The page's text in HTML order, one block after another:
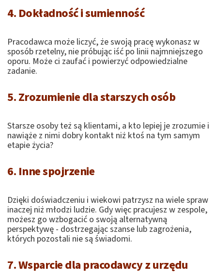
4. Dokładność i sumienność
Pracodawca może liczyć, że swoją pracę wykonasz w
sposób rzetelny, nie próbując iść po linii najmniejszego
oporu. Może ci zaufać i powierzyć odpowiedzialne
zadanie.
5. Zrozumienie dla starszych osób
Starsze osoby też są klientami, a kto lepiej je zrozumie i
nawiąże z nimi dobry kontakt niż ktoś na tym samym
etapie życia?
6. Inne spojrzenie
Dzięki doświadczeniu i wiekowi patrzysz na wiele spraw
inaczej niż młodzi ludzie. Gdy więc pracujesz w zespole,
możesz go wzbogacić o swoją alternatywną
perspektywę - dostrzegając szanse lub zagrożenia,
których pozostali nie są świadomi.
7. Wsparcie dla pracodawcy z urzędu